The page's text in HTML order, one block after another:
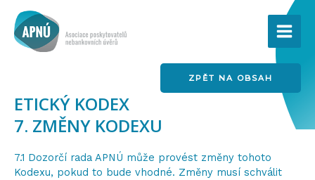
obsah
ZPĚT NA OBSAH
ETICKÝ KODEX
7. ZMĚNY KODEXU
7.1 Dozorčí rada APNÚ může provést změny tohoto
Kodexu, pokud to bude vhodné. Změny musí schválit